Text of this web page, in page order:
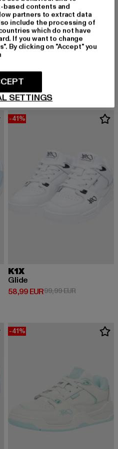
79,99 EUR
47,99 EUR
Derzeitiger Preis: 47,99 EUR
79,99 EUR
-41%
K1X
Glide
58,99 EUR
Derzeitiger Preis: 58,99 EUR
99,99 EURAktionspreis:
-41%
based contents and
partners to extract data
include the processing of
which do not have
If you want to change
By clicking on "Accept" you
SETTINGS